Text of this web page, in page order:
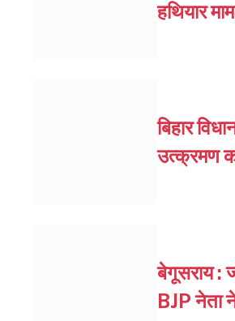
हथियार
बिहार
उत्क्रमण
बेगूसराय :
BJP नेता